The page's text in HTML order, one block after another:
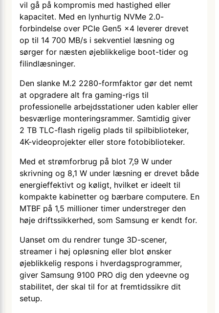
vil gå på kompromis med hastighed eller
kapacitet. Med en lynhurtig NVMe 2.0-
forbindelse over PCIe Gen5 x4 leverer drevet
op til 14 700 MB/s i sekventiel læsning og
sørger for næsten øjeblikkelige boot-tider og
filindlæsninger.
Den slanke M.2 2280-formfaktor gør det nemt
at opgradere alt fra gaming-rigs til
professionelle arbejdsstationer uden kabler eller
besværlige monteringsrammer. Samtidig giver
2 TB TLC-flash rigelig plads til spilbiblioteker,
4K-videoprojekter eller store fotobiblioteker.
Med et strømforbrug på blot 7,9 W under
skrivning og 8,1 W under læsning er drevet både
energieffektivt og køligt, hvilket er ideelt til
kompakte kabinetter og bærbare computere. En
MTBF på 1,5 millioner timer understreger den
høje driftssikkerhed, som Samsung er kendt for.
Uanset om du rendrer tunge 3D-scener,
streamer i høj opløsning eller blot ønsker
øjeblikkelig respons i hverdagsprogrammer,
giver Samsung 9100 PRO dig den ydeevne og
stabilitet, der skal til for at fremtidssikre dit
setup.